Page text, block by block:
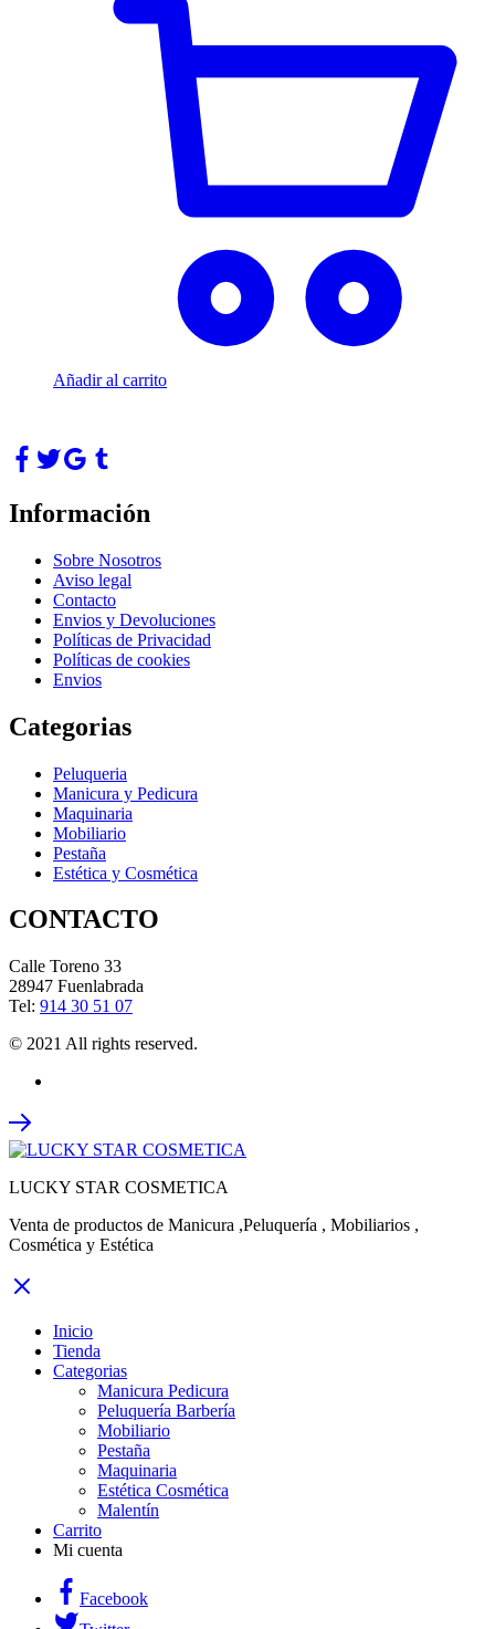
Añadir al carrito
Información
Sobre Nosotros
Aviso legal
Contacto
Envios y Devoluciones
Políticas de Privacidad
Políticas de cookies
Envios
Categorias
Peluqueria
Manicura y Pedicura
Maquinaria
Mobiliario
Pestaña
Estética y Cosmética
CONTACTO
Calle Toreno 33
28947 Fuenlabrada
Tel: 914 30 51 07
© 2021 All rights reserved.
LUCKY STAR COSMETICA
Venta de productos de Manicura ,Peluquería , Mobiliarios ,
Cosmética y Estética
Inicio
Tienda
Categorias
Manicura Pedicura
Peluquería Barbería
Mobiliario
Pestaña
Maquinaria
Estética Cosmética
Malentín
Carrito
Mi cuenta
Facebook